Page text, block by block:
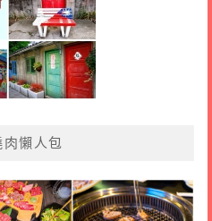
肉懶人包